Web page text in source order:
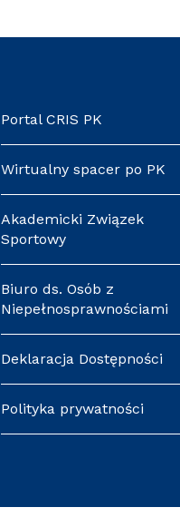
Portal CRIS PK
Wirtualny spacer po PK
Akademicki Związek
Sportowy
Biuro ds. Osób z
Niepełnosprawnościami
Deklaracja Dostępności
Polityka prywatności